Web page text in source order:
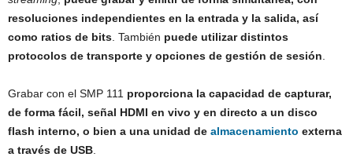
resoluciones independientes en la entrada y la salida, así
como ratios de bits . También puede utilizar distintos
protocolos de transporte y opciones de gestión de sesión
Grabar con el SMP 111 proporciona la capacidad de capturar,
de forma fácil, señal HDMI en vivo y en directo a un disco
flash interno, o bien a una unidad de almacenamiento externa
a través de USB